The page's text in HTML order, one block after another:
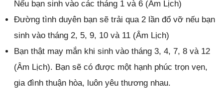
Nếu bạn sinh vào các tháng 1 và 6 (Âm Lịch)
Đường tình duyên bạn sẽ trải qua 2 lần đổ vỡ nếu bạn
sinh vào tháng 2, 5, 9, 10 và 11 (Âm Lịch)
Bạn thật may mắn khi sinh vào tháng 3, 4, 7, 8 và 12
(Âm Lịch). Bạn sẽ có được một hạnh phúc trọn vẹn,
gia đình thuận hòa, luôn yêu thương nhau.